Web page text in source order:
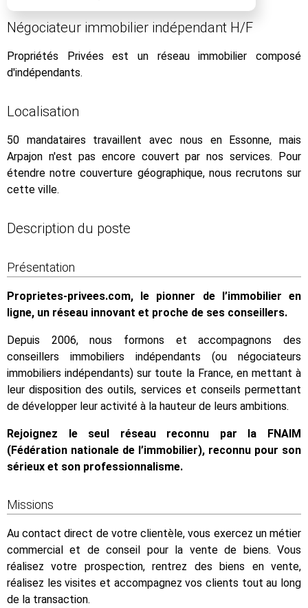
Négociateur immobilier indépendant H/F
Propriétés Privées est un réseau immobilier composé
d'indépendants.
Localisation
50 mandataires travaillent avec nous en Essonne, mais
Arpajon n'est pas encore couvert par nos services. Pour
étendre notre couverture géographique, nous recrutons sur
cette ville.
Description du poste
Présentation
Proprietes-privees.com, le pionner de l’immobilier en
ligne, un réseau innovant et proche de ses conseillers.
Depuis 2006, nous formons et accompagnons des
conseillers immobiliers indépendants (ou négociateurs
immobiliers indépendants) sur toute la France, en mettant à
leur disposition des outils, services et conseils permettant
de développer leur activité à la hauteur de leurs ambitions.
Rejoignez le seul réseau reconnu par la FNAIM
(Fédération nationale de l’immobilier), reconnu pour son
sérieux et son professionnalisme.
Missions
Au contact direct de votre clientèle, vous exercez un métier
commercial et de conseil pour la vente de biens. Vous
réalisez votre prospection, rentrez des biens en vente,
réalisez les visites et accompagnez vos clients tout au long
de la transaction.